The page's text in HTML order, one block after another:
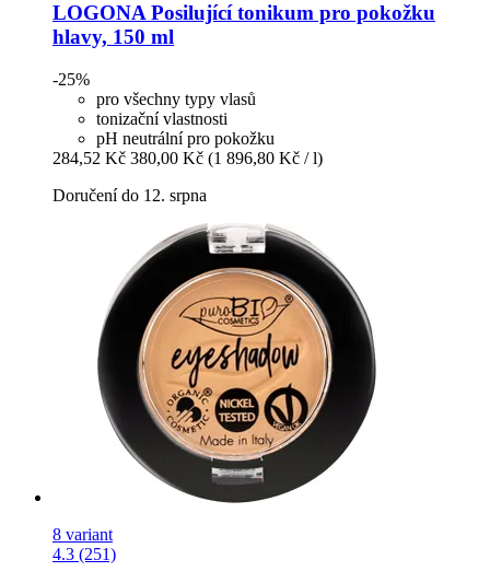
LOGONAPosilující tonikum pro pokožku
hlavy, 150 ml
-25%
pro všechny typy vlasů
tonizační vlastnosti
pH neutrální pro pokožku
284,52 Kč 380,00 Kč (1 896,80 Kč / l)
Doručení do 12. srpna
8 variant
4.3 (251)